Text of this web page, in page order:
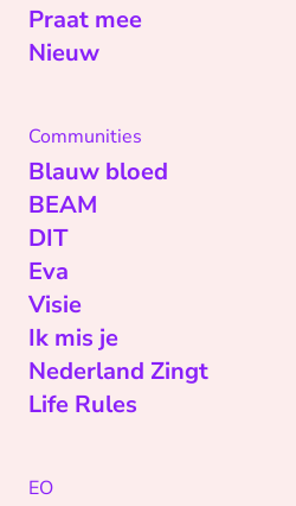
Praat mee
Nieuw
Communities
Blauw bloed
BEAM
DIT
Eva
Visie
Ik mis je
Nederland Zingt
Life Rules
EO